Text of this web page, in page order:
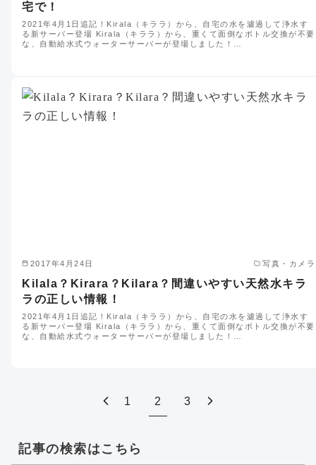
宅で！
2021年4月1日追記！Kirala（キララ）から、自宅の水を濾過して浄水す
る新サーバー登場 Kirala（キララ）から、重くて面倒なボトル交換が不要
な、自動給水式ウォーターサーバーが登場しました！…
2017年4月24日 写真・カメラ
Kilala？Kirara？Kilara？間違いやすい天然水キラ
ラの正しい情報！
2021年4月1日追記！Kirala（キララ）から、自宅の水を濾過して浄水す
る新サーバー登場 Kirala（キララ）から、重くて面倒なボトル交換が不要
な、自動給水式ウォーターサーバーが登場しました！…
1 2 3
記事の検索はこちら